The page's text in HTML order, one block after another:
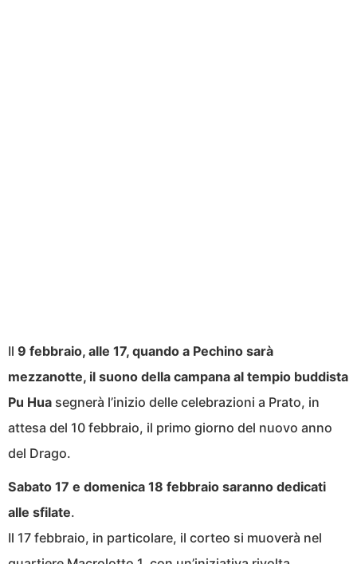
Il 9 febbraio, alle 17, quando a Pechino sarà
mezzanotte, il suono della campana al tempio buddista
Pu Hua segnerà l’inizio delle celebrazioni a Prato, in
attesa del 10 febbraio, il primo giorno del nuovo anno
del Drago.
Sabato 17 e domenica 18 febbraio saranno dedicati
alle sfilate.
Il 17 febbraio, in particolare, il corteo si muoverà nel